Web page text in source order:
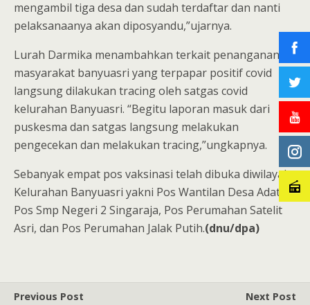
mengambil tiga desa dan sudah terdaftar dan nanti
pelaksanaanya akan diposyandu,”ujarnya.
Lurah Darmika menambahkan terkait penanganan
masyarakat banyuasri yang terpapar positif covid
langsung dilakukan tracing oleh satgas covid
kelurahan Banyuasri. “Begitu laporan masuk dari
puskesma dan satgas langsung melakukan
pengecekan dan melakukan tracing,”ungkapnya.
Sebanyak empat pos vaksinasi telah dibuka diwilayah
Kelurahan Banyuasri yakni Pos Wantilan Desa Adat,
Pos Smp Negeri 2 Singaraja, Pos Perumahan Satelit
Asri, dan Pos Perumahan Jalak Putih.(dnu/dpa)
Previous Post
Next Post